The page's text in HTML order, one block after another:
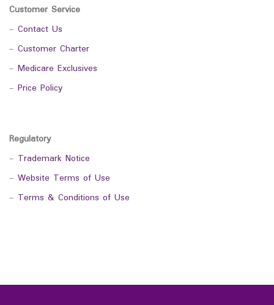
Customer Service
- Contact Us
- Customer Charter
- Medicare Exclusives
- Price Policy
Regulatory
- Trademark Notice
- Website Terms of Use
- Terms & Conditions of Use